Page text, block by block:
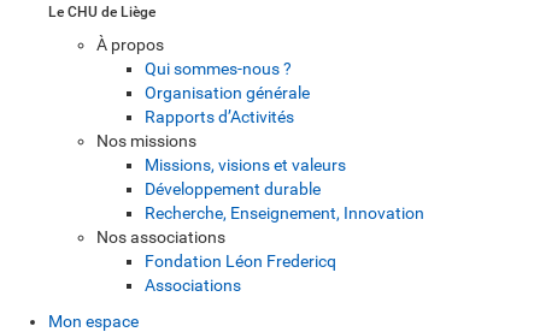
Le CHU de Liège
À propos
Qui sommes-nous ?
Organisation générale
Rapports d’Activités
Nos missions
Missions, visions et valeurs
Développement durable
Recherche, Enseignement, Innovation
Nos associations
Fondation Léon Fredericq
Associations
Mon espace